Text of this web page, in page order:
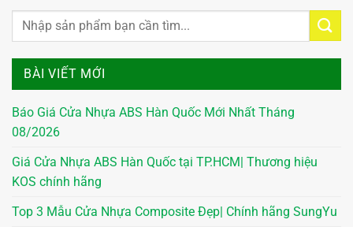
BÀI VIẾT MỚI
Báo Giá Cửa Nhựa ABS Hàn Quốc Mới Nhất Tháng
08/2026
Giá Cửa Nhựa ABS Hàn Quốc tại TP.HCM| Thương hiệu
KOS chính hãng
Top 3 Mẫu Cửa Nhựa Composite Đẹp| Chính hãng SungYu